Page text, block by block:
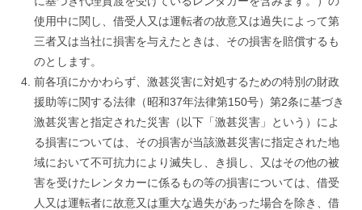
使用中に関し、借受人又は運転者の故意又は過失によって第
三者又は当社に損害を与えたときは、その損害を賠償するも
のとします。
前各項にかかわらず、激甚災害に対処するための特別の財政
援助等に関する法律（昭和37年法律第150号）第2条に基づき
激甚災害と指定された災害（以下「激甚災害」という）によ
る損害については、その損害が当該激甚災害に指定された地
域において不可抗力により滅失し、き損し、又はその他の被
害を受けたレンタカーに係るもの等の損害については、借受
人又は運転者に故意又は重大な過失があった場合を除き、借